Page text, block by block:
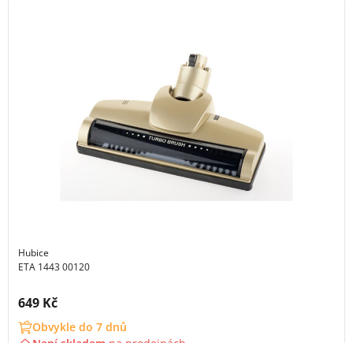
Hubice
ETA 1443 00120
Cena s DPH:
649 Kč
Obvykle do 7 dnů